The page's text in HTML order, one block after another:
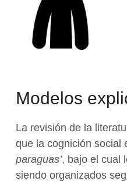
Modelos
La revisión de la
que la cognición social
paraguas’, bajo el cual
siendo organizados